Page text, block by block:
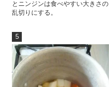
とニンジンは食べやすい大きさの
乱切りにする。
5